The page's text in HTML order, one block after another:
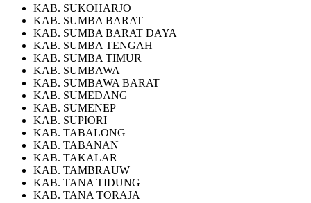
KAB. SUKOHARJO
KAB. SUMBA BARAT
KAB. SUMBA BARAT DAYA
KAB. SUMBA TENGAH
KAB. SUMBA TIMUR
KAB. SUMBAWA
KAB. SUMBAWA BARAT
KAB. SUMEDANG
KAB. SUMENEP
KAB. SUPIORI
KAB. TABALONG
KAB. TABANAN
KAB. TAKALAR
KAB. TAMBRAUW
KAB. TANA TIDUNG
KAB. TANA TORAJA